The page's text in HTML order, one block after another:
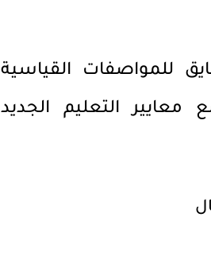
للمواصفات القياسية
التعليم الجديد